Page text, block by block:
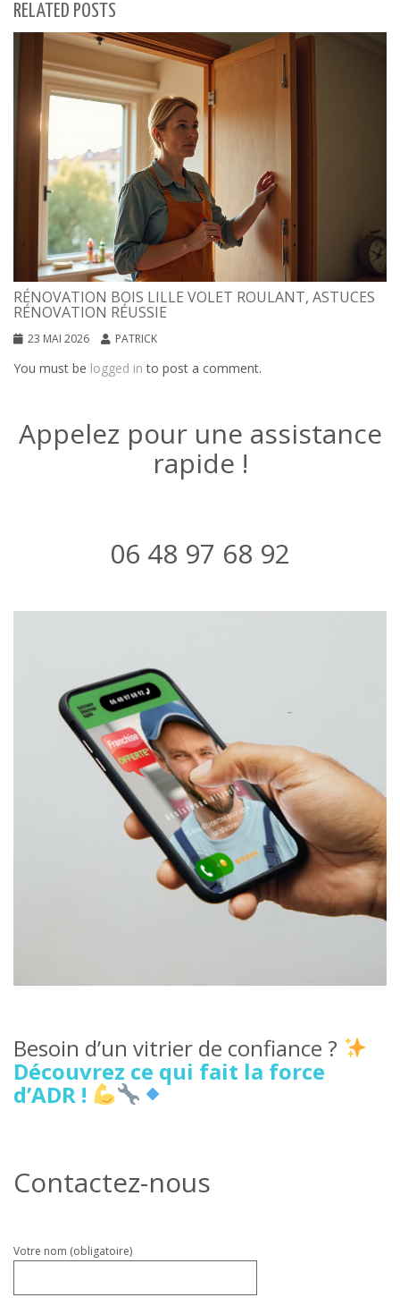
RELATED POSTS
RÉNOVATION BOIS LILLE VOLET ROULANT, ASTUCES
RÉNOVATION RÉUSSIE
23 MAI 2026 PATRICK
You must be logged in to post a comment.
Appelez pour une assistance
rapide !
06 48 97 68 92
Besoin d’un vitrier de confiance ?
Découvrez ce qui fait la force
d’ADR !
Contactez-nous
Veuillez
Votre nom (obligatoire)